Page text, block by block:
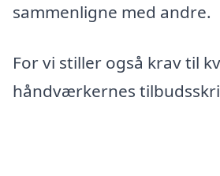
sammenligne med andre.
For vi stiller også krav til
håndværkernes